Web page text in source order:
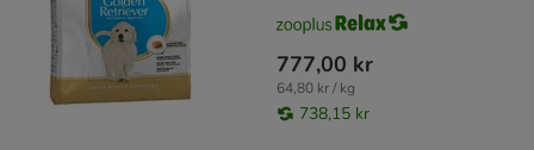
777,00 kr
64,80 kr / kg
738,15 kr